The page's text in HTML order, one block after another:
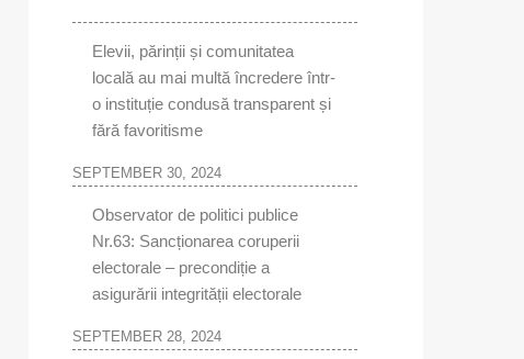
Elevii, părinții și comunitatea
locală au mai multă încredere într-
o instituție condusă transparent și
fără favoritisme
SEPTEMBER 30, 2024
Observator de politici publice
Nr.63: Sancționarea coruperii
electorale – precondiție a
asigurării integrității electorale
SEPTEMBER 28, 2024